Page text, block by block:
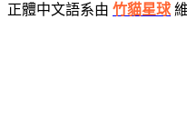
正體中文語系由 竹貓星球